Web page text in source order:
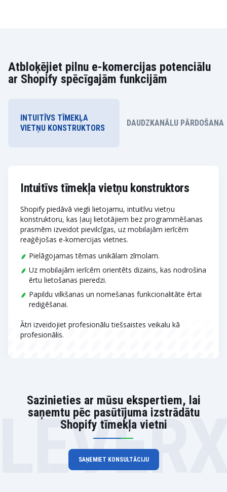
Atbloķējiet pilnu e-komercijas potenciālu
ar Shopify spēcīgajām funkcijām
INTUITĪVS TĪMEKĻA
VIETŅU KONSTRUKTORS
DAUDZKANĀLU PĀRDOŠANA
Intuitīvs tīmekļa vietņu konstruktors
Shopify piedāvā viegli lietojamu, intuitīvu vietņu
konstruktoru, kas ļauj lietotājiem bez programmēšanas
prasmēm izveidot pievilcīgas, uz mobilajām ierīcēm
reaģējošas e-komercijas vietnes.
Pielāgojamas tēmas unikālam zīmolam.
Uz mobilajām ierīcēm orientēts dizains, kas nodrošina
ērtu lietošanas pieredzi.
Papildu vilkšanas un nomešanas funkcionalitāte ērtai
rediģēšanai.
Ātri izveidojiet profesionālu tiešsaistes veikalu kā
profesionālis.
Sazinieties ar mūsu ekspertiem, lai
saņemtu pēc pasūtījuma izstrādātu
Shopify tīmekļa vietni
SAŅEMIET KONSULTĀCIJU